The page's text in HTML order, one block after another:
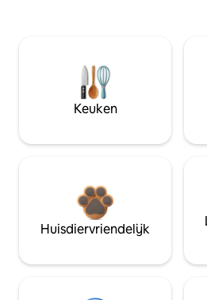
Keuken
Huisdiervriendelijk